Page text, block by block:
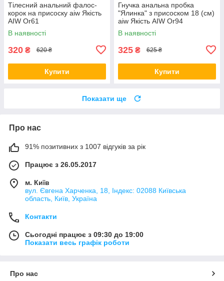
Тілесний анальний фалос-
корок на присоску aiw Якість
AIW Or61
В наявності
320 ₴ 620 ₴
Купити
Гнучка анальна пробка
"Ялинка" з присоском 18 (см)
aiw Якість AIW Or94
В наявності
325 ₴ 625 ₴
Купити
Показати ще
Про нас
91% позитивних з 1007 відгуків за рік
Працює з 26.05.2017
м. Київ
вул. Євгена Харченка, 18, Індекс: 02088 Київська
область, Київ, Україна
Контакти
Сьогодні працює з 09:30 до 19:00
Показати весь графік роботи
Про нас